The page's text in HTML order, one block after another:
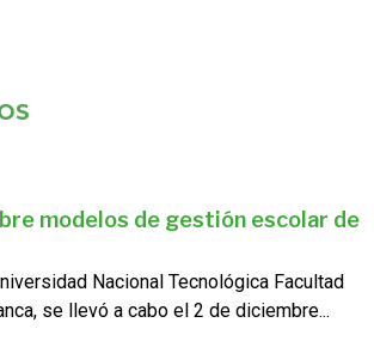
modelos de gestión escolar de
Nacional Tecnológica Facultad
se llevó a cabo el 2 de diciembre...